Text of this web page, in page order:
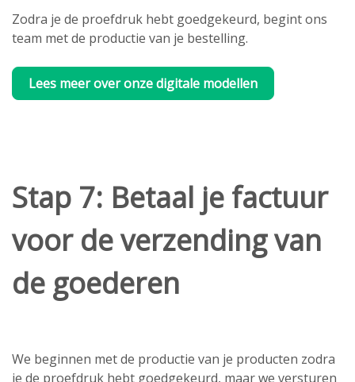
Zodra je de proefdruk hebt goedgekeurd, begint ons
team met de productie van je bestelling.
Lees meer over onze digitale modellen
Stap 7: Betaal je factuur
voor de verzending van
de goederen
We beginnen met de productie van je producten zodra
je de proefdruk hebt goedgekeurd, maar we versturen